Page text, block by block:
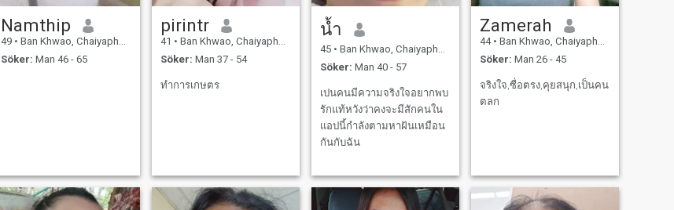
Namthip
49 • Ban Khwao, Chaiyaphum, Thailand
Söker: Man 46 - 65
pirintr
41 • Ban Khwao, Chaiyaphum, Thailand
Söker: Man 37 - 54
ทำการเกษตร
น้ำ
45 • Ban Khwao, Chaiyaphum, Thailand
Söker: Man 40 - 57
เปนคนมีความจริงใจอยากพบ
รักแท้หวังว่าคงจะมีสักคนใน
แอปนี้กำลังตามหาฝันเหมือน
กันกับฉัน
Zamerah
44 • Ban Khwao, Chaiyaphum, Thailand
Söker: Man 26 - 45
จริงใจ,ซื่อตรง,คุยสนุก,เป็นคน
ตลก